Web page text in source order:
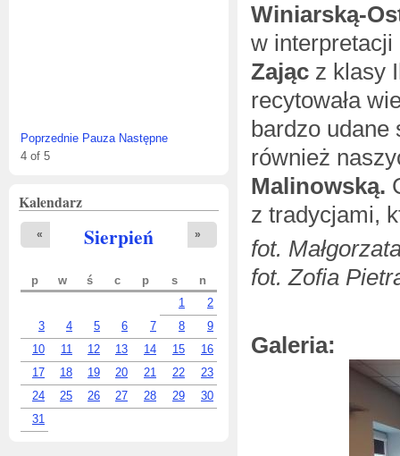
Jak będzie wyglądał nowy budynek
Muzeum Stefana Żeromskiego w
Poprzednie Pauza Następne
1 of 5
Kalendarz
Sierpień
« »
p w ś c p s
n
1
2
3
4 5 6 7 8
9
10
11 12 13 14 15
16
17
18 19 20 21 22
23
24
25 26 27 28 29
30
31
Winiarską-
w
Zając z klasy
recytowała
bardzo udane
również
Malinowską.
z tradycjami,
fot.
fot. Zofia
Galeria: